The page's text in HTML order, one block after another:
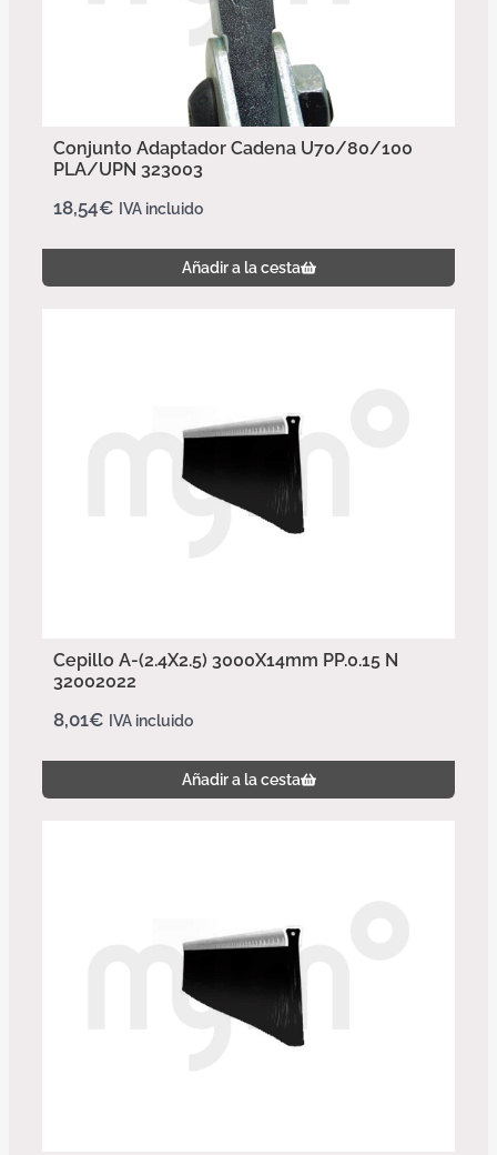
Conjunto Adaptador Cadena U70/80/100
PLA/UPN 323003
18,54€ IVA incluido
Añadir a la cesta
Cepillo A-(2.4X2.5) 3000X14mm PP.0.15 N
32002022
8,01€ IVA incluido
Añadir a la cesta